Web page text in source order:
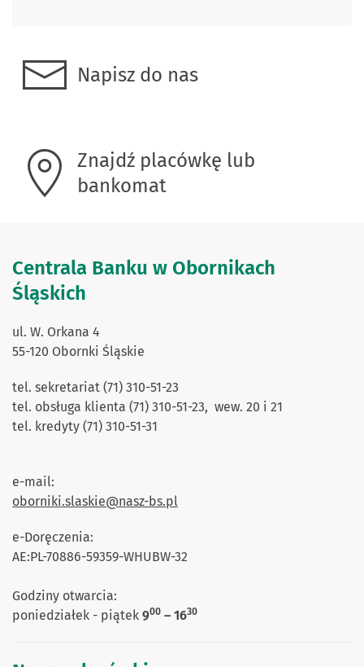
Napisz do nas
Znajdź placówkę lub
bankomat
Centrala Banku w Obornikach
Śląskich
ul. W. Orkana 4
55-120 Obornki Śląskie
tel. sekretariat (71) 310-51-23
tel. obsługa klienta (71) 310-51-23, wew. 20 i 21
tel. kredyty (71) 310-51-31
e-mail:
oborniki.slaskie@nasz-bs.pl
e-Doręczenia:
AE:PL-70886-59359-WHUBW-32
Godziny otwarcia:
poniedziałek - piątek 900 – 1630